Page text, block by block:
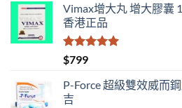
Vimax增大丸 增大膠囊
香港正品
評分
滿分 5
$799
P-Force 超級雙效威而
吉